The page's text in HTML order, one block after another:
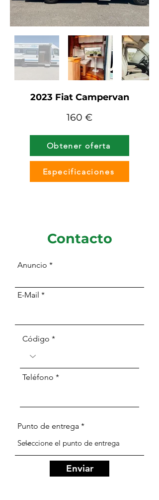
2023 Fiat Campervan
160 €
Obtener oferta
Especificaciones
Contacto
Anuncio
E-Mail
Código
Teléfono
Punto de entrega
Enviar